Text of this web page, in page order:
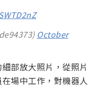
October
部放大照片，從照片
場中工作，對機器人